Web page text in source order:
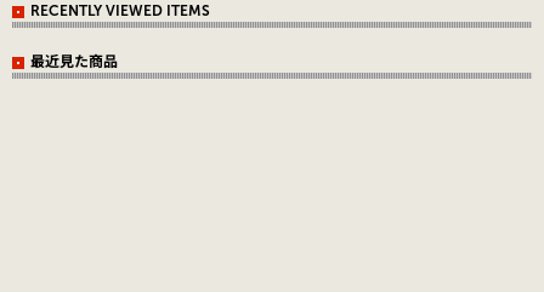
RECENTLY VIEWED ITEMS
最近見た商品